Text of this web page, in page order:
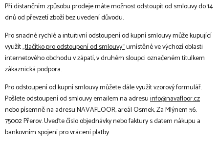
Při distančním způsobu prodeje máte možnost odstoupit od smlouvy do 14
dnů od převzetí zboží bez uvedení důvodu.
Pro snadné rychlé a intuitivní odstoupení od kupní smlouvy může kupující
využít„tlačítko pro odstoupení od smlouvy“umístěné ve výchozí oblasti
internetového obchodu v zápatí, v druhém sloupci označeném titulkem
zákaznická podpora.
Pro odstoupení od kupní smlouvy můžete dále využít vzorový formulář.
Pošlete odstoupení od smlouvy emailem na adresuinfo@navafloor.cz
nebo písemně na adresu NAVAFLOOR, areál Osmek, Za Mlýnem 56,
75002 Přerov. Uveďte číslo objednávky nebo faktury s datem nákupu a
bankovním spojení pro vrácení platby.